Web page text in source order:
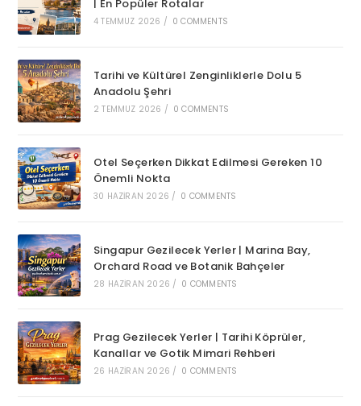
| En Popüler Rotalar
4 TEMMUZ 2026 / 0 COMMENTS
Tarihi ve Kültürel Zenginliklerle Dolu 5
Anadolu Şehri
2 TEMMUZ 2026 / 0 COMMENTS
Otel Seçerken Dikkat Edilmesi Gereken 10
Önemli Nokta
30 HAZIRAN 2026 / 0 COMMENTS
Singapur Gezilecek Yerler | Marina Bay,
Orchard Road ve Botanik Bahçeler
28 HAZIRAN 2026 / 0 COMMENTS
Prag Gezilecek Yerler | Tarihi Köprüler,
Kanallar ve Gotik Mimari Rehberi
26 HAZIRAN 2026 / 0 COMMENTS